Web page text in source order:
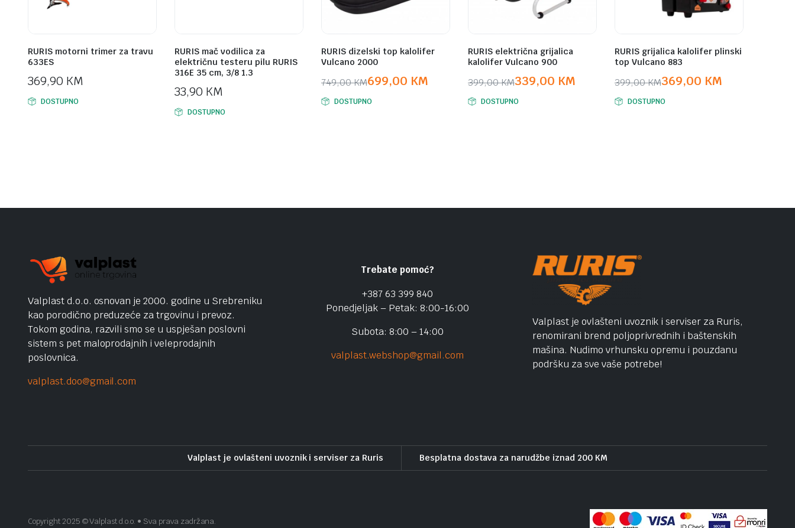
RURIS motorni trimer za travu
633ES
369,90 KM
DOSTUPNO
RURIS mač vodilica za
električnu testeru pilu RURIS
316E 35 cm, 3/8 1.3
33,90 KM
DOSTUPNO
RURIS dizelski top kalolifer
Vulcano 2000
749,00KM
Original
price
699,00 KM
Current
price
DOSTUPNO
RURIS električna grijalica
kalolifer Vulcano 900
399,00KM
Original
price
339,00 KM
Current
price
DOSTUPNO
RURIS grijalica kalolifer plinski
top Vulcano 883
399,00KM
Original
price
369,00 KM
Current
price
DOSTUPNO
Valplast d.o.o. osnovan je 2000. godine u Srebreniku
kao porodično preduzeće za trgovinu i prevoz.
Tokom godina, razvili smo se u uspješan poslovni
sistem s pet maloprodajnih i veleprodajnih
poslovnica.
valplast.doo@gmail.com
Trebate pomoć?
+387 63 399 840
Ponedjeljak – Petak: 8:00-16:00
Subota: 8:00 – 14:00
valplast.webshop@gmail.com
Valplast je ovlašteni uvoznik i serviser za Ruris,
renomirani brend poljoprivrednih i baštenskih
mašina. Nudimo vrhunsku opremu i pouzdanu
podršku za sve vaše potrebe!
Valplast je ovlašteni uvoznik i serviser za Ruris Besplatna dostava za narudžbe iznad 200 KM
Copyright 2025 © Valplast d.o.o. • Sva prava zadržana.